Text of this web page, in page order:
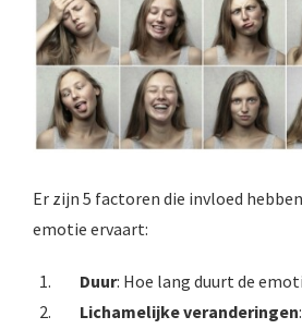
Er zijn 5 factoren die invloed
emotie ervaart:
Duur: Hoe lang duurt de
Lichamelijke veranderingen